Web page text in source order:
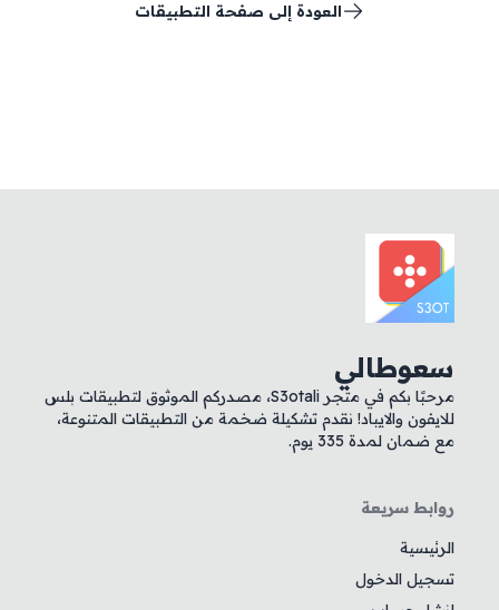
العودة إلى صفحة التطبيقات
سعوطالي
مرحبًا بكم في متجر S3otali، مصدركم الموثوق لتطبيقات بلس
للايفون والايباد! نقدم تشكيلة ضخمة من التطبيقات المتنوعة،
مع ضمان لمدة 335 يوم.
روابط سريعة
الرئيسية
تسجيل الدخول